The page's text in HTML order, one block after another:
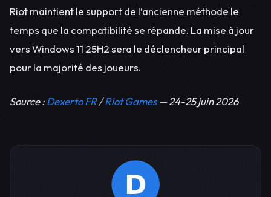
Riot maintient le support de l’ancienne méthode le
temps que la compatibilité se répande. La mise à jour
vers Windows 11 25H2 sera le déclencheur principal
pour la majorité des joueurs.
Source :Dexerto FR/Riot Games— 24-25 juin 2026